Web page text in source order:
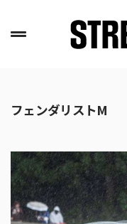
フェンダリストM